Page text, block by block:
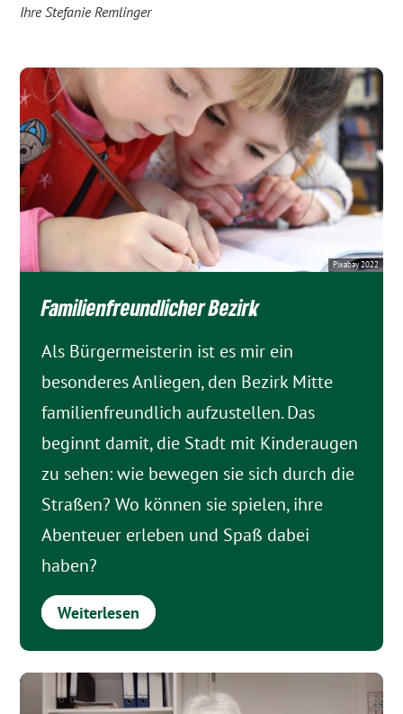
Ihre Stefanie Remlinger
Pixabay 2022
Familienfreundlicher Bezirk
Als Bürgermeisterin ist es mir ein
besonderes Anliegen, den Bezirk Mitte
familienfreundlich aufzustellen. Das
beginnt damit, die Stadt mit Kinderaugen
zu sehen: wie bewegen sie sich durch die
Straßen? Wo können sie spielen, ihre
Abenteuer erleben und Spaß dabei
haben?
Weiterlesen